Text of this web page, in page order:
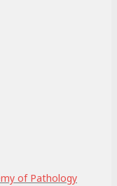
of Pathology